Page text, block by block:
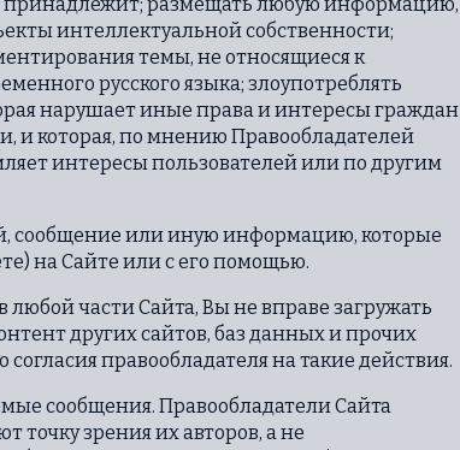
интеллектуальной собственности;
темы, не относящиеся к
русского языка; злоупотреблять
нарушает иные права и интересы граждан
и которая, по мнению Правообладателей
интересы пользователей или по другим
сообщение или иную информацию, которые
на Сайте или с его помощью.
части Сайта, Вы не вправе загружать
других сайтов, баз данных и прочих
правообладателя на такие действия.
сообщения. Правообладатели Сайта
зрения их авторов, а не